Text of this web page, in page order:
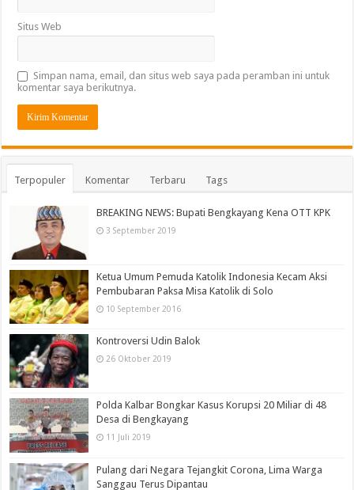
Situs Web
Simpan nama, email, dan situs web saya pada peramban ini untuk
komentar saya berikutnya.
Terpopuler Komentar Terbaru Tags
BREAKING NEWS: Bupati Bengkayang Kena OTT KPK
3 September 2019
Ketua Umum Pemuda Katolik Indonesia Kecam Aksi
Pembubaran Paksa Misa Katolik di Solo
10 September 2016
Kontroversi Udin Balok
26 Oktober 2019
Polda Kalbar Bongkar Kasus Korupsi 20 Miliar di 48
Desa di Bengkayang
11 Juli 2019
Pulang dari Negara Tejangkit Corona, Lima Warga
Sanggau Terus Dipantau